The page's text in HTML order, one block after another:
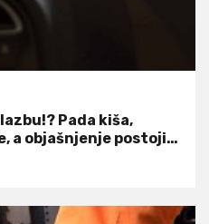
Pada kiša,
a objašnjenje postoji…